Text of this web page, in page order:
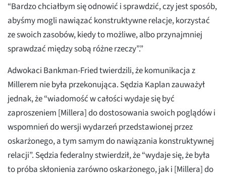
“Bardzo chciałbym się odnowić i sprawdzić, czy jest sposób,
abyśmy mogli nawiązać konstruktywne relacje, korzystać
ze swoich zasobów, kiedy to możliwe, albo przynajmniej
sprawdzać między sobą różne rzeczy”.”
Adwokaci Bankman-Fried twierdzili, że komunikacja z
Millerem nie była przekonująca. Sędzia Kaplan zauważył
jednak, że “wiadomość w całości wydaje się być
zaproszeniem [Millera] do dostosowania swoich poglądów i
wspomnień do wersji wydarzeń przedstawionej przez
oskarżonego, a tym samym do nawiązania konstruktywnej
relacji”. Sędzia federalny stwierdził, że “wydaje się, że była
to próba skłonienia zarówno oskarżonego, jak i [Millera] do